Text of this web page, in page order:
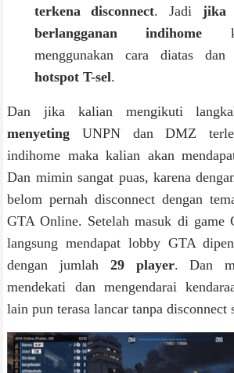
terkena disconnect. Jadi jika
berlangganan indihome
menggunakan cara diatas dan
hotspot T-sel.
Dan jika kalian mengikuti
menyeting UNPN dan DMZ
indihome maka kalian akan
Dan mimin sangat puas, karena
belom pernah disconnect dengan
GTA Online. Setelah masuk di game
langsung mendapat lobby GTA
dengan jumlah 29 player. Dan
mendekati dan mengendarai
lain pun terasa lancar tanpa disconnect